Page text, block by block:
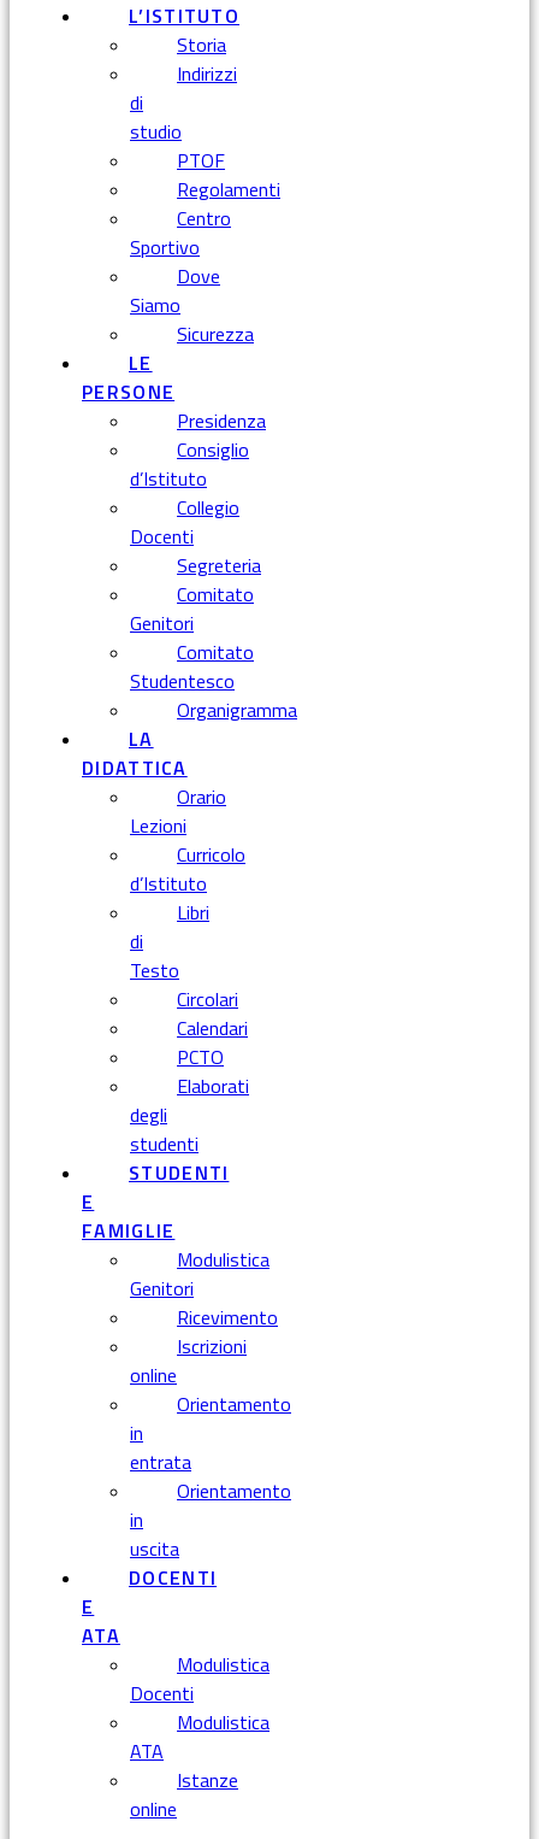
L’ISTITUTO
Storia
Indirizzi
di
studio
PTOF
Regolamenti
Centro
Sportivo
Dove
Siamo
Sicurezza
LE
PERSONE
Presidenza
Consiglio
d’Istituto
Collegio
Docenti
Segreteria
Comitato
Genitori
Comitato
Studentesco
Organigramma
LA
DIDATTICA
Orario
Lezioni
Curricolo
d’Istituto
Libri
di
Testo
Circolari
Calendari
PCTO
Elaborati
degli
studenti
STUDENTI
E
FAMIGLIE
Modulistica
Genitori
Ricevimento
Iscrizioni
online
Orientamento
in
entrata
Orientamento
in
uscita
DOCENTI
E
ATA
Modulistica
Docenti
Modulistica
ATA
Istanze
online